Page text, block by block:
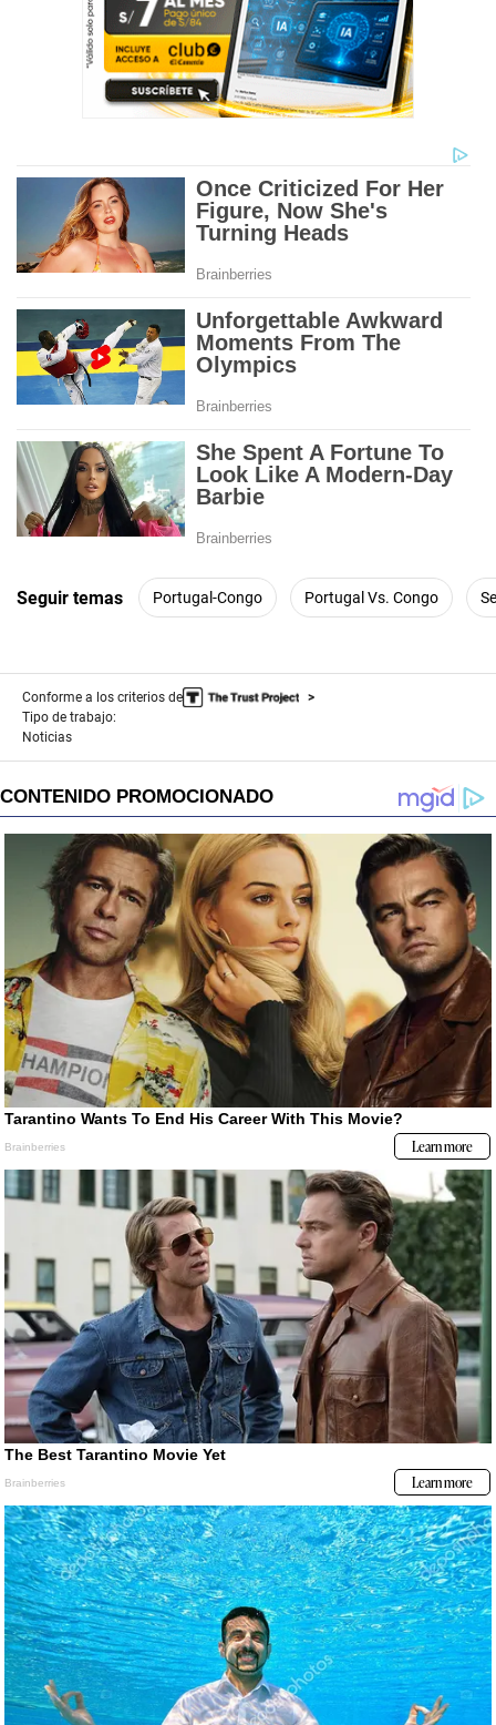
Seguir temas Portugal-Congo Portugal Vs. Congo
Conforme a los criterios de
Tipo de trabajo:
Noticias